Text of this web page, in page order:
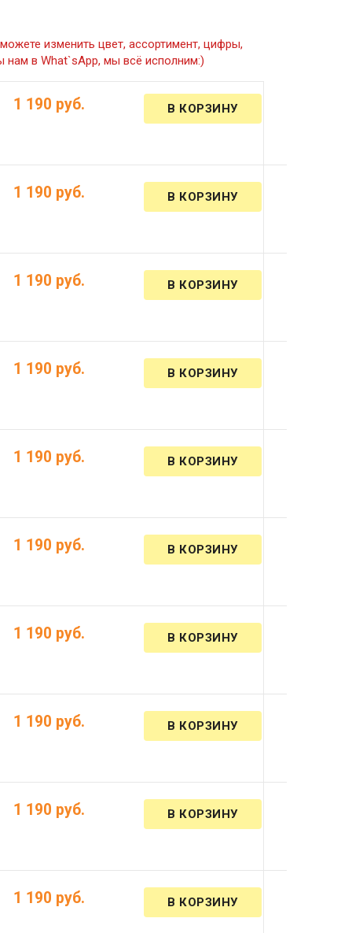
изменить цвет, ассортимент, цифры,
в What`sApp, мы всё исполним:)
1 190 руб.
1 190 руб.
1 190 руб.
1 190 руб.
1 190 руб.
1 190 руб.
1 190 руб.
1 190 руб.
1 190 руб.
1 190 руб.